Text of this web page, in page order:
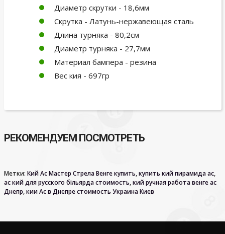
Диаметр скрутки - 18,6мм
Скрутка - Латунь-нержавеющая сталь
Длина турняка - 80,2см
Диаметр турняка - 27,7мм
Материал бампера - резина
Вес кия - 697гр
РЕКОМЕНДУЕМ ПОСМОТРЕТЬ
Метки: Кий Ас Мастер Стрела Венге купить,купить кий пирамида ас,
ас кий для русского більярда стоимость,кий ручная работа венге ас
Днепр,кии Ас в Днепре стоимость Украина Киев